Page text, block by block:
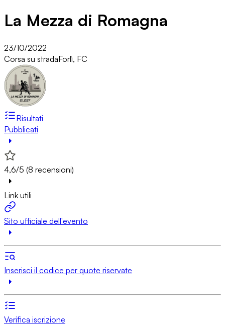
La Mezza di Romagna
23/10/2022
Corsa su stradaForlì, FC
Risultati
Pubblicati
4,6/5 (8 recensioni)
Link utili
Sito ufficiale dell'evento
Inserisci il codice per quote riservate
Verifica iscrizione